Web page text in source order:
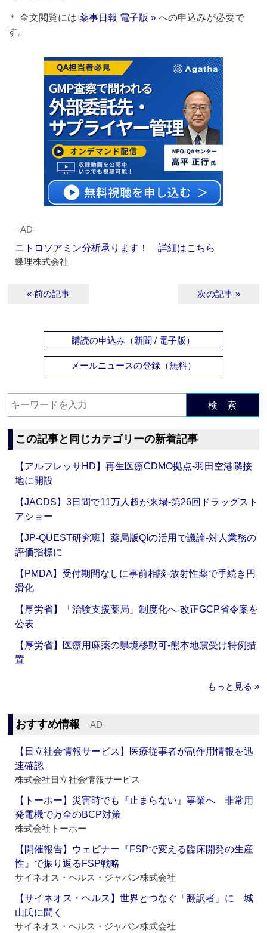
＊ 全文閲覧には薬事日報 電子版 » への申込みが必要で
す。
‐AD‐
ニトロソアミン分析承ります！ 詳細はこちら
蝶理株式会社
« 前の記事 次の記事 »
購読の申込み（新聞 / 電子版）
メールニュースの登録（無料）
検 索
この記事と同じカテゴリーの新着記事
【アルフレッサHD】再生医療CDMO拠点‐羽田空港隣接
地に開設
【JACDS】3日間で11万人超が来場‐第26回ドラッグスト
アショー
【JP-QUEST研究班】薬局版QIの活用で議論‐対人業務の
評価指標に
【PMDA】受付期間なしに事前相談‐放射性薬で手続き円
滑化
【厚労省】「治験支援薬局」制度化へ‐改正GCP省令案を
公表
【厚労省】医療用麻薬の県境移動可‐熊本地震受け特例措
置
もっと見る »
おすすめ情報 ‐AD‐
【日立社会情報サービス】医療従事者が副作用情報を迅
速確認
株式会社日立社会情報サービス
【トーホー】災害時でも『止まらない』事業へ 非常用
発電機で万全のBCP対策
株式会社トーホー
【開催報告】ウェビナー『FSPで変える臨床開発の生産
性』で振り返るFSP戦略
サイネオス・ヘルス・ジャパン株式会社
【サイネオス・ヘルス】世界とつなぐ「翻訳者」に 城
山氏に聞く
サイネオス・ヘルス・ジャパン株式会社